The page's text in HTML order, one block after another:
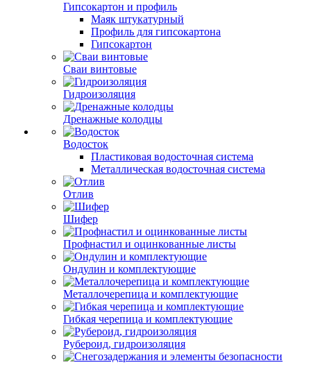
Гипсокартон и профиль
Маяк штукатурный
Профиль для гипсокартона
Гипсокартон
Сваи винтовые
Гидроизоляция
Дренажные колодцы
Водосток
Пластиковая водосточная система
Металлическая водосточная система
Отлив
Шифер
Профнастил и оцинкованные листы
Ондулин и комплектующие
Металлочерепица и комплектующие
Гибкая черепица и комплектующие
Рубероид, гидроизоляция